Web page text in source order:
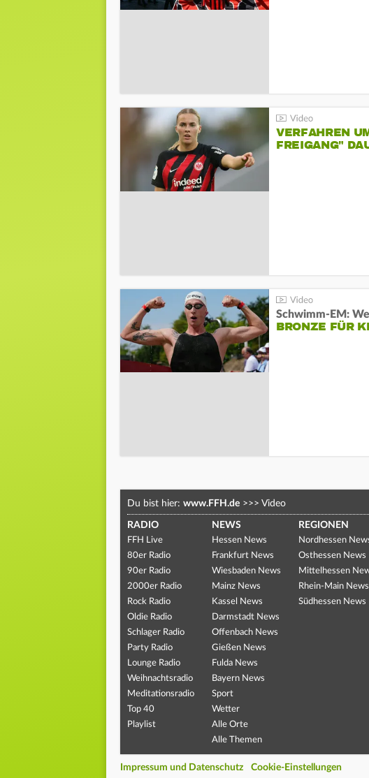
VERFAHREN
FREIGANG"
Schwimm-EM:
BRONZE FÜR
Du bist hier: www.FFH.de >>> Video
RADIO
FFH Live
80er Radio
90er Radio
2000er Radio
Rock Radio
Oldie Radio
Schlager Radio
Party Radio
Lounge Radio
Weihnachtsradio
Meditationsradio
Top 40
Playlist
NEWS
Hessen News
Frankfurt News
Wiesbaden News
Mainz News
Kassel News
Darmstadt News
Offenbach News
Gießen News
Fulda News
Bayern News
Sport
Wetter
Alle Orte
Alle Themen
REGIONEN
Nordhessen
Osthessen News
Mittelhessen
Rhein-Main News
Südhessen News
Impressum und Datenschutz Cookie-Einstellungen